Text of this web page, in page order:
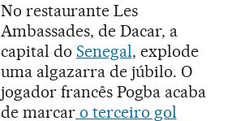
No restaurante Les
Ambassades, de Dacar, a
capital do Senegal, explode
uma algazarra de júbilo. O
jogador francês Pogba acaba
de marcaro terceiro gol